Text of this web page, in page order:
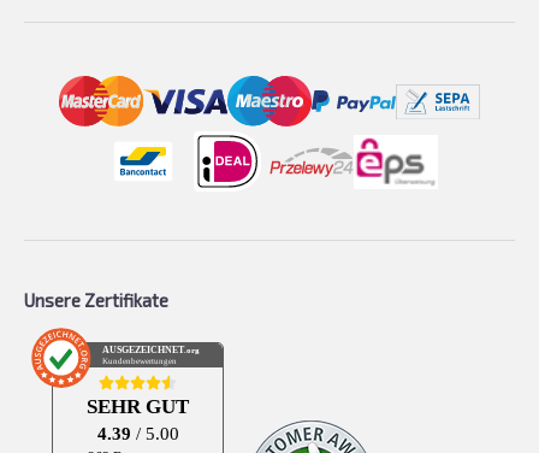
Unsere Zertifikate
AUSGEZEICHNET .org
Kundenbewertungen
SEHR GUT
4.39 / 5.00